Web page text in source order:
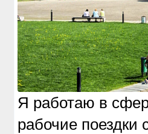
Я работаю в
рабочие поездки